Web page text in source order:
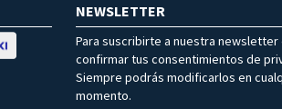
NEWSLETTER
Para suscribirte a nuestra newsletter
confirmar tus consentimientos de
Siempre podrás modificarlos en
momento.